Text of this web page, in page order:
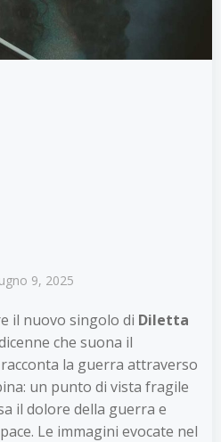
9, 2025
il nuovo singolo di Diletta
che suona il
la guerra attraverso
un punto di vista fragile
il dolore della guerra e
Le immagini evocate nel